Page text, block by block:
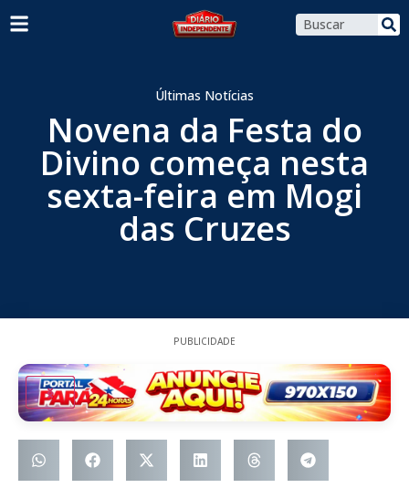
Últimas Notícias
Novena da Festa do
Divino começa nesta
sexta-feira em Mogi
das Cruzes
PUBLICIDADE